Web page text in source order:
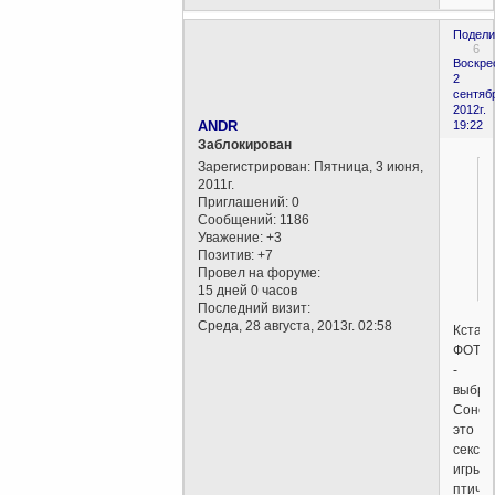
6
2
2012г.
19:22
ANDR
Заблокирован
Зарегистрирован: Пятница, 3 июня,
2011г.
Приглашений: 0
Сообщений: 1186
Уважение: +3
Позитив: +7
Провел на форуме:
15 дней 0 часов
Последний визит:
Среда, 28 августа, 2013г. 02:58
ФОТО
-
это
игры